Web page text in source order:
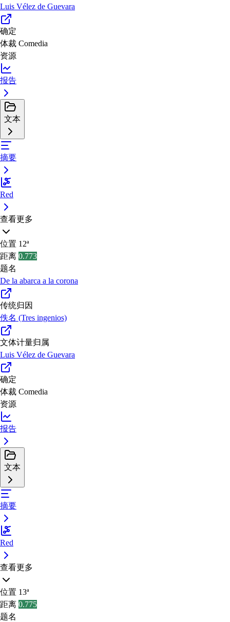
Luis Vélez de Guevara
确定
体裁 Comedia
资源
报告
文本
摘要
Red
查看更多
位置 12ª
距离 0.773
题名
De la abarca a la corona
传统归因
佚名 (Tres ingenios)
文体计量归属
Luis Vélez de Guevara
确定
体裁 Comedia
资源
报告
文本
摘要
Red
查看更多
位置 13ª
距离 0.775
题名